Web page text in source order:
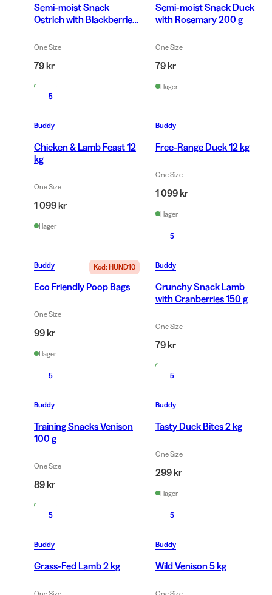
Semi-moist Snack
Ostrich with Blackberries
One Size
79 kr
Semi-moist Snack Duck
with Rosemary 200 g
One Size
79 kr
I lager
5
Buddy
Chicken & Lamb Feast 12
kg
One Size
1 099 kr
I lager
Buddy
Free-Range Duck 12 kg
One Size
1 099 kr
I lager
Kod: HUND10
Buddy
Eco Friendly Poop Bags
One Size
99 kr
I lager
5
Buddy
Crunchy Snack Lamb
with Cranberries 150 g
One Size
79 kr
5
Buddy
Training Snacks Venison
100 g
One Size
89 kr
5
Buddy
Tasty Duck Bites 2 kg
One Size
299 kr
I lager
5
Buddy
Grass-Fed Lamb 2 kg
5
Buddy
Wild Venison 5 kg